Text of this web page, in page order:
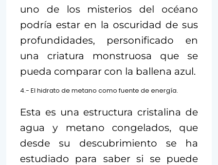
uno de los misterios del océano
podría estar en la oscuridad de sus
profundidades, personificado en
una criatura monstruosa que se
pueda comparar con la ballena azul.
4.- El hidrato de metano como fuente de energía.
Esta es una estructura cristalina de
agua y metano congelados, que
desde su descubrimiento se ha
estudiado para saber si se puede